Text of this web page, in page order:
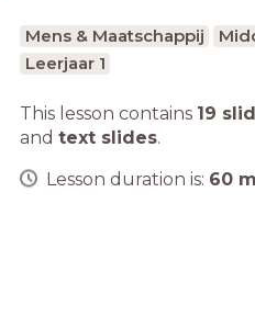
Mens & Maatschappij
Leerjaar 1
This lesson contains 19
and text slides.
Lesson duration is: 60